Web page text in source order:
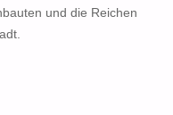
und die Reichen